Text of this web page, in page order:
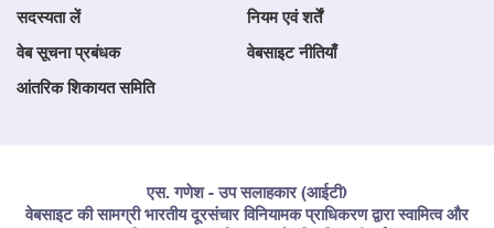
सदस्यता लें नियम एवं शर्तें
वेब सूचना प्रबंधक वेबसाइट नीतियाँ
आंतरिक शिकायत समिति
एस. गणेश - उप सलाहकार (आईटी)
वेबसाइट की सामग्री भारतीय दूरसंचार विनियामक प्राधिकरण द्वारा स्वामित्व और